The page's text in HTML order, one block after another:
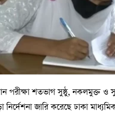
পরীক্ষা শতভাগ সুষ্ঠু, নকলমুক্ত ও
জারি করেছে ঢাকা